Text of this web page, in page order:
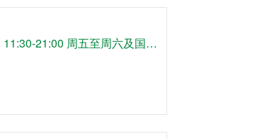
周日、周二至周四 11:30-21:00 周五至周六及国定假日11:30-22:00 (周一休馆)